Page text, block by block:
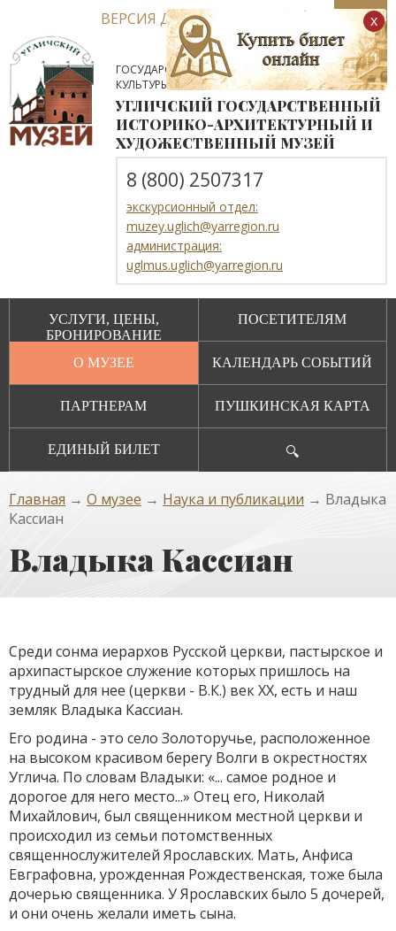
ВЕРСИЯ ДЛЯ СЛАБОВИДЯЩИХ
ГОСУДАРСТВЕННОЕ АВТОНОМНОЕ УЧРЕЖДЕНИЕ
КУЛЬТУРЫ ЯРОСЛАВСКОЙ ОБЛАСТИ
УГЛИЧСКИЙ ГОСУДАРСТВЕННЫЙ
ИСТОРИКО-АРХИТЕКТУРНЫЙ И
ХУДОЖЕСТВЕННЫЙ МУЗЕЙ
8 (800) 2507317
экскурсионный отдел:
muzey.uglich@yarregion.ru
администрация:
uglmus.uglich@yarregion.ru
УСЛУГИ, ЦЕНЫ,
БРОНИРОВАНИЕ
ПОСЕТИТЕЛЯМ
О МУЗЕЕ КАЛЕНДАРЬ СОБЫТИЙ
ПАРТНЕРАМ ПУШКИНСКАЯ КАРТА
ЕДИНЫЙ БИЛЕТ 🔍
Главная → О музее → Наука и публикации → Владыка
Кассиан
Владыка Кассиан
Среди сонма иерархов Русской церкви, пастырское и
архи­пастырское служение которых пришлось на
трудный для нее (церкви - В.К.) век XX, есть и наш
земляк Владыка Кассиан.
Его родина - это село Золоторучье, расположенное
на высо­ком красивом берегу Волги в окрестностях
Углича. По словам Влады­ки: «... самое родное и
дорогое для него место...» Отец его, Николай
Михайлович, был священником местной церкви и
происходил из се­мьи потомственных
священнослужителей Ярославских. Мать, Анфиса
Евграфовна, урожденная Рождественская, тоже была
дочерью свя­щенника. У Ярославских было 5 дочерей,
и они очень желали иметь сына.
x